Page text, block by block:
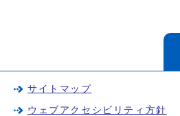
サイトマップ
ウェブアクセシビリティ方針